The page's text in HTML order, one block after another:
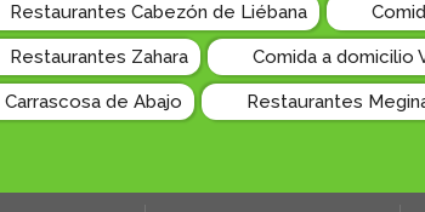
Restaurantes Cabezón de Liébana
Restaurantes Zahara Comida a domicilio
de Abajo Restaurantes